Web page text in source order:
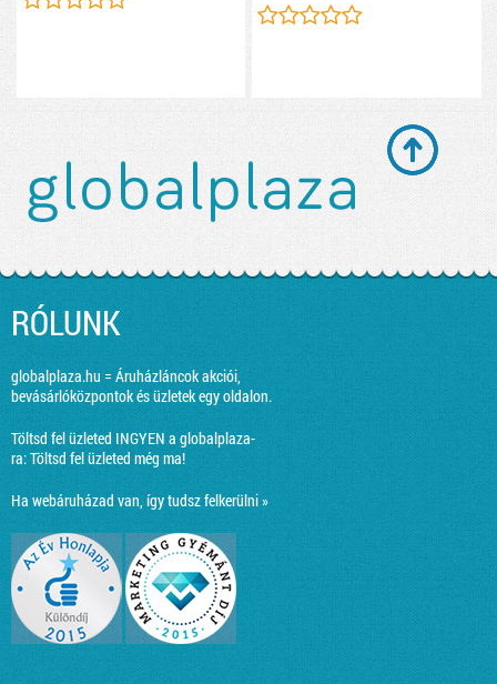
RÓLUNK
globalplaza.hu = Áruházláncok akciói,
bevásárlóközpontok és üzletek egy oldalon.
Töltsd fel üzleted INGYEN a globalplaza-
ra:Töltsd fel üzleted még ma!
Ha webáruházad van, így tudsz felkerülni »